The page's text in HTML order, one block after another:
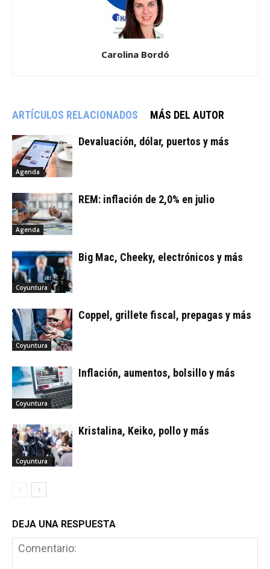
Carolina Bordó
ARTÍCULOS RELACIONADOS MÁS DEL AUTOR
Agenda
Devaluación, dólar, puertos y más
Agenda
REM: inflación de 2,0% en julio
Coyuntura
Big Mac, Cheeky, electrónicos y más
Coyuntura
Coppel, grillete fiscal, prepagas y más
Coyuntura
Inflación, aumentos, bolsillo y más
Coyuntura
Kristalina, Keiko, pollo y más
DEJA UNA RESPUESTA